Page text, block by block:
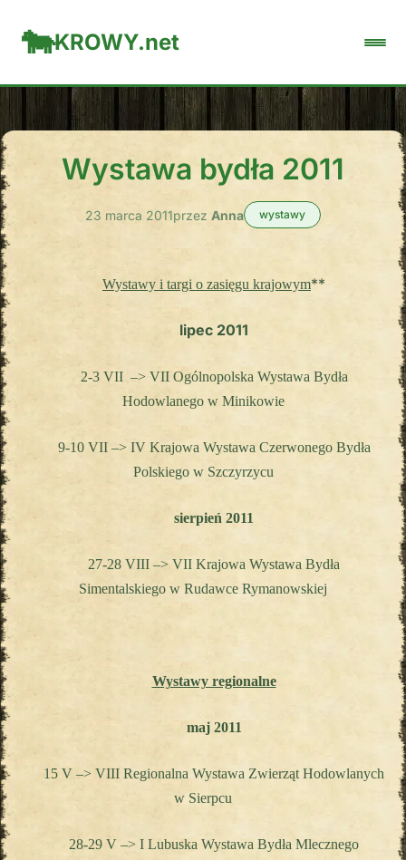
KROWY.net
Wystawa bydła 2011
23 marca 2011przez Anna wystawy
Wystawy i targi o zasięgu krajowym**
lipec 2011
2-3 VII –> VII Ogólnopolska Wystawa Bydła
Hodowlanego w Minikowie
9-10 VII –> IV Krajowa Wystawa Czerwonego Bydła
Polskiego w Szczyrzycu
sierpień 2011
27-28 VIII –> VII Krajowa Wystawa Bydła
Simentalskiego w Rudawce Rymanowskiej
Wystawy regionalne
maj 2011
15 V –> VIII Regionalna Wystawa Zwierząt Hodowlanych
w Sierpcu
28-29 V –> I Lubuska Wystawa Bydła Mlecznego